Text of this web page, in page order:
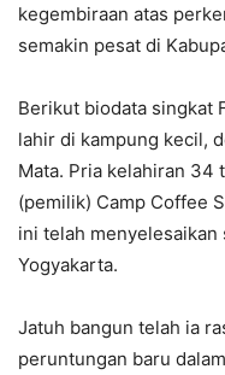
kegembiraan atas
semakin pesat di
Berikut biodata singkat
lahir di kampung kecil,
Mata. Pria kelahiran 34
(pemilik) Camp Coffee
ini telah menyelesaikan
Yogyakarta.
Jatuh bangun telah ia
peruntungan baru